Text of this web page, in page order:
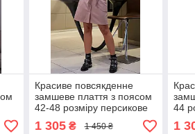
Красиве повсякденне
замшеве плаття з поясом
42-48 розміру персикове
1 305₴ 1 450 ₴
44
1